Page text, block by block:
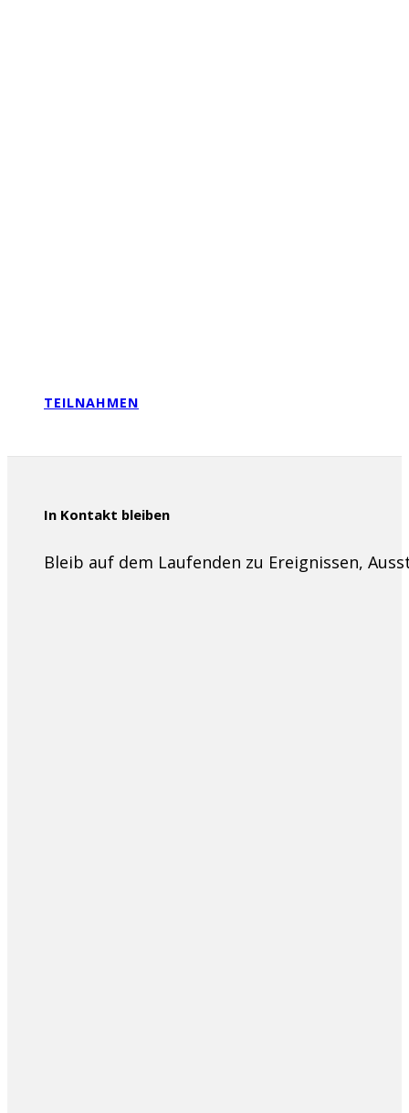
TEILNAHMEN
In Kontakt bleiben
Bleib auf dem Laufenden zu Ereignissen,